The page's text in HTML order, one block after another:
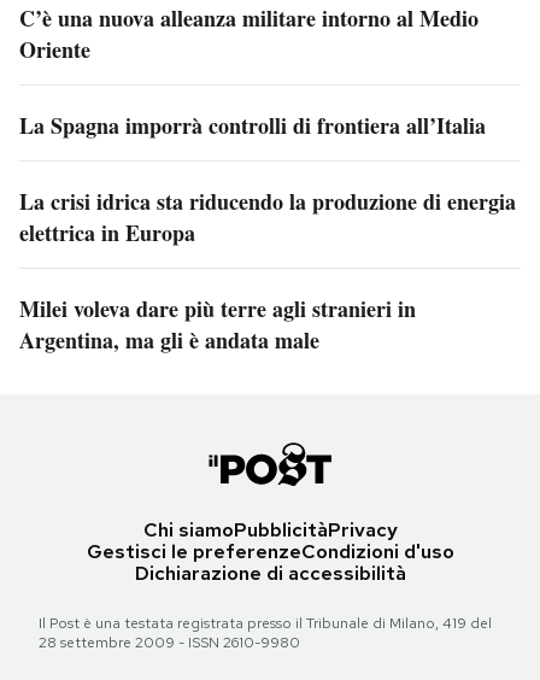
C’è una nuova alleanza militare intorno al Medio
Oriente
La Spagna imporrà controlli di frontiera all’Italia
La crisi idrica sta riducendo la produzione di energia
elettrica in Europa
Milei voleva dare più terre agli stranieri in
Argentina, ma gli è andata male
Chi siamoPubblicitàPrivacy
Gestisci le preferenzeCondizioni d'uso
Dichiarazione di accessibilità
Il Post è una testata registrata presso il Tribunale di Milano, 419 del
28 settembre 2009 - ISSN 2610-9980